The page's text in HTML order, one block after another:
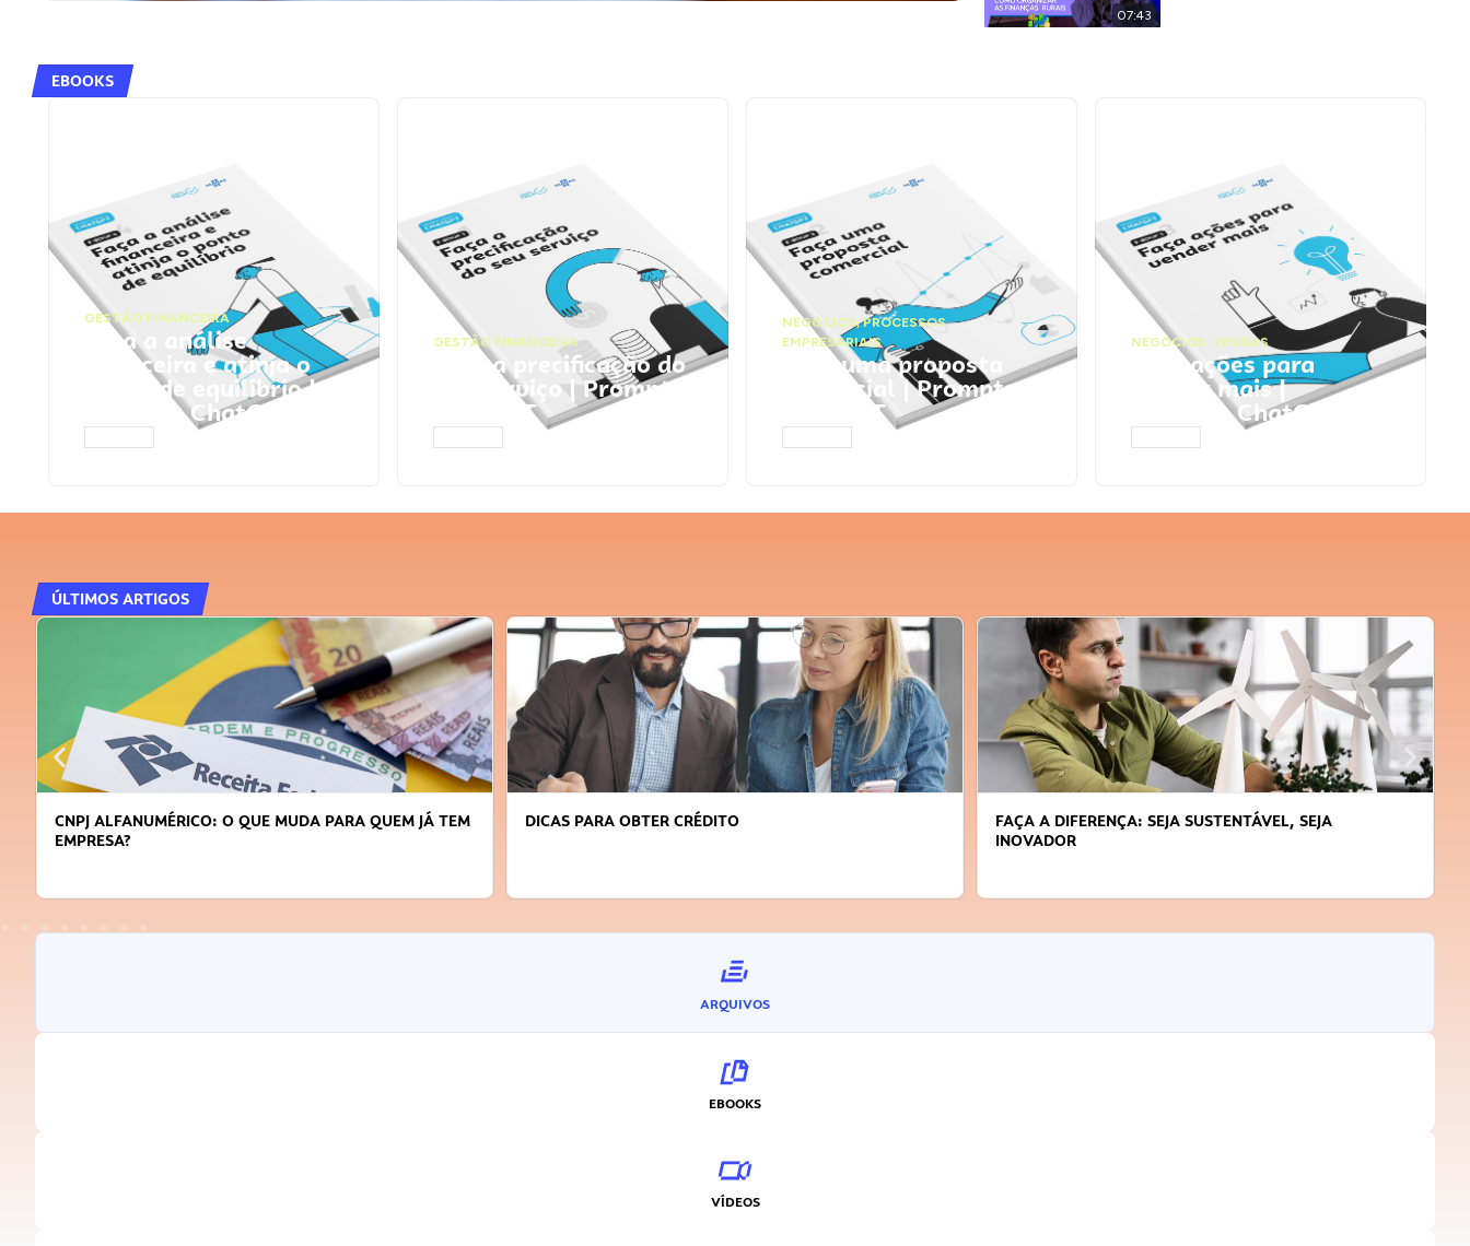
07:43
EBOOKS
GESTÃO FINANCEIRA
Faça a análise
financeira e atinja o
ponto de equilíbrio |
Prompts ChatGPT
GESTÃO FINANCEIRA
Faça a precificação do
seu serviço | Prompts
ChatGPT
NEGÓCIOS,PROCESSOS
EMPRESARIAIS
Faça uma proposta
comercial | Prompts
ChatGPT
NEGÓCIOS, VENDAS
Faça ações para
vender mais |
Prompts ChatGPT
ÚLTIMOS ARTIGOS
CNPJ ALFANUMÉRICO: O QUE MUDA PARA QUEM JÁ TEM
EMPRESA?
DICAS PARA OBTER CRÉDITO
FAÇA A DIFERENÇA: SEJA SUSTENTÁVEL, SEJA
INOVADOR
ARQUIVOS
EBOOKS
VÍDEOS